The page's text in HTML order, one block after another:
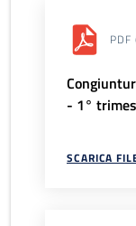
PDF
- 1°
SCARICA